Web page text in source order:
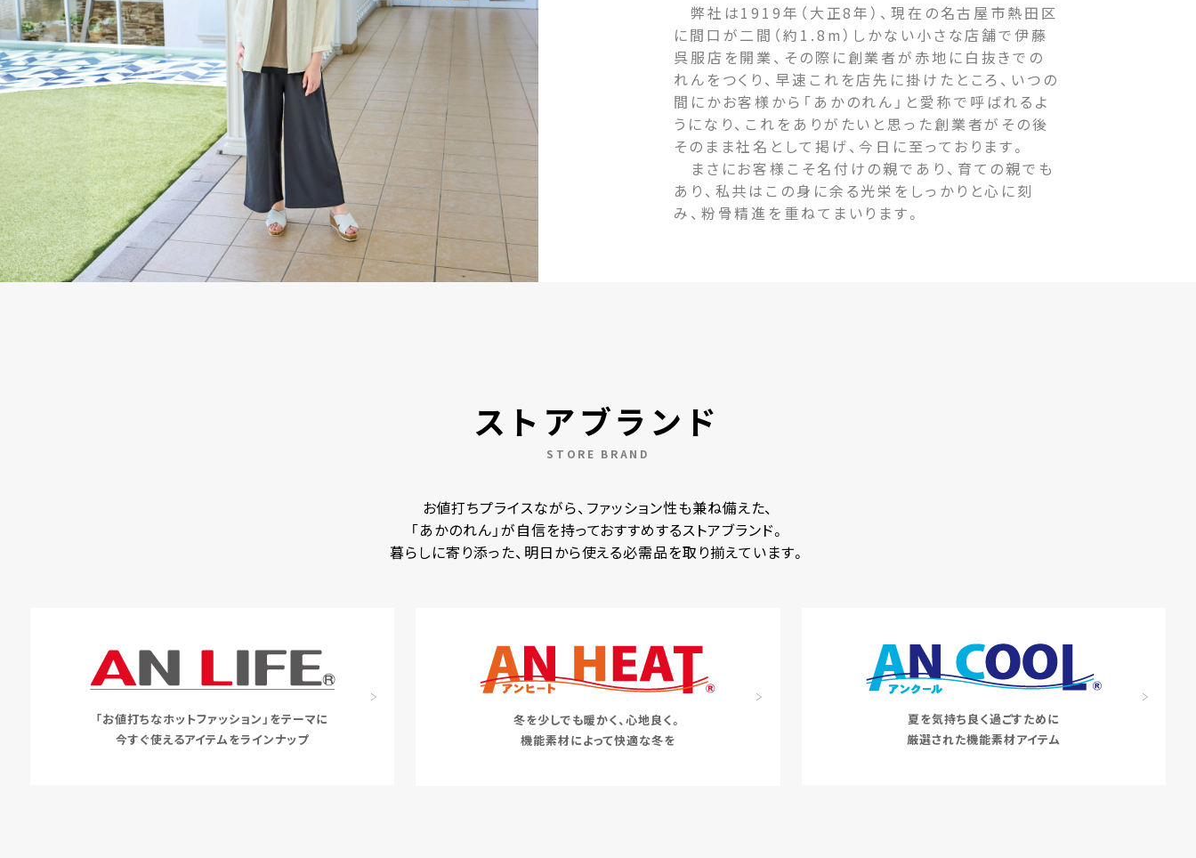
弊社は1919年（大正8年）、現在の名古屋市熱田区
に間口が二間（約1.8m）しかない小さな店舗で伊藤
呉服店を開業、その際に創業者が赤地に白抜きでの
れんをつくり、早速これを店先に掛けたところ、いつの
間にかお客様から「あかのれん」と愛称で呼ばれるよ
うになり、これをありがたいと思った創業者がその後
そのまま社名として掲げ、今日に至っております。
まさにお客様こそ名付けの親であり、育ての親でも
あり、私共はこの身に余る光栄をしっかりと心に刻
み、粉骨精進を重ねてまいります。
ストアブランド
STORE BRAND
お値打ちプライスながら、ファッション性も兼ね備えた、
「あかのれん」が自信を持っておすすめするストアブランド。
暮らしに寄り添った、明日から使える必需品を取り揃えています。
「お値打ちなホットファッション」をテーマに
今すぐ使えるアイテムをラインナップ
冬を少しでも暖かく、心地良く。
機能素材によって快適な冬を
夏を気持ち良く過ごすために
厳選された機能素材アイテム